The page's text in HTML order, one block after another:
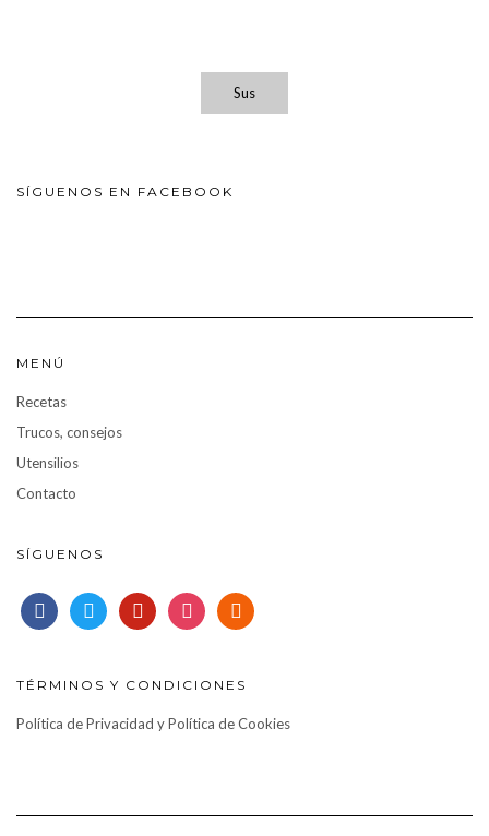
Sus
SÍGUENOS EN FACEBOOK
MENÚ
Recetas
Trucos, consejos
Utensilios
Contacto
SÍGUENOS
facebooktwitter pinterestinstagramrss
TÉRMINOS Y CONDICIONES
Política de Privacidad y Política de Cookies